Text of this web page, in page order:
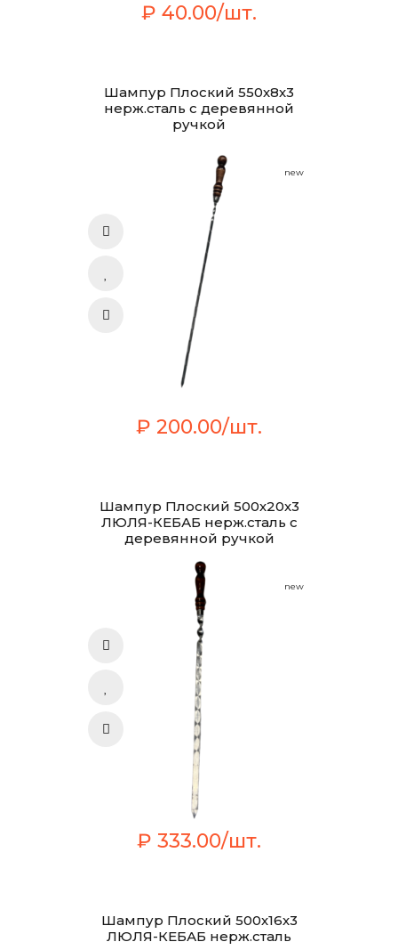
₽ 40.00/шт.
Шампур Плоский 550х8х3
нерж.сталь с деревянной
ручкой
new
₽ 200.00/шт.
Шампур Плоский 500х20х3
ЛЮЛЯ-КЕБАБ нерж.сталь с
деревянной ручкой
new
₽ 333.00/шт.
Шампур Плоский 500х16х3
ЛЮЛЯ-КЕБАБ нерж.сталь